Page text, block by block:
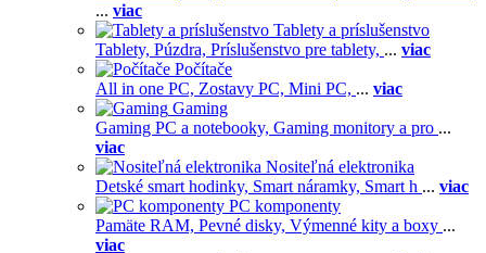
... viac
Tablety a príslušenstvo
Tablety, Púzdra, Príslušenstvo pre tablety, ... viac
Počítače
All in one PC, Zostavy PC, Mini PC, ... viac
Gaming
Gaming PC a notebooky, Gaming monitory a pro ...
viac
Nositeľná elektronika
Detské smart hodinky, Smart náramky, Smart h ... viac
PC komponenty
Pamäte RAM, Pevné disky, Výmenné kity a boxy ...
viac